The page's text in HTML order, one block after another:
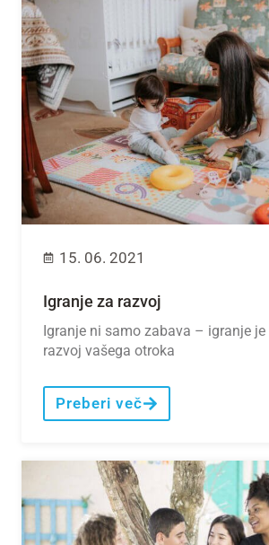
15. 06. 2021
Igranje za razvoj
Igranje ni samo zabava – igranje
razvoj vašega otroka
Preberi več